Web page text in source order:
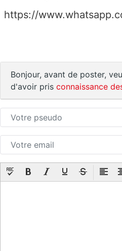
https://
Bonjour, avant de poster,
d'avoir pris connaissance